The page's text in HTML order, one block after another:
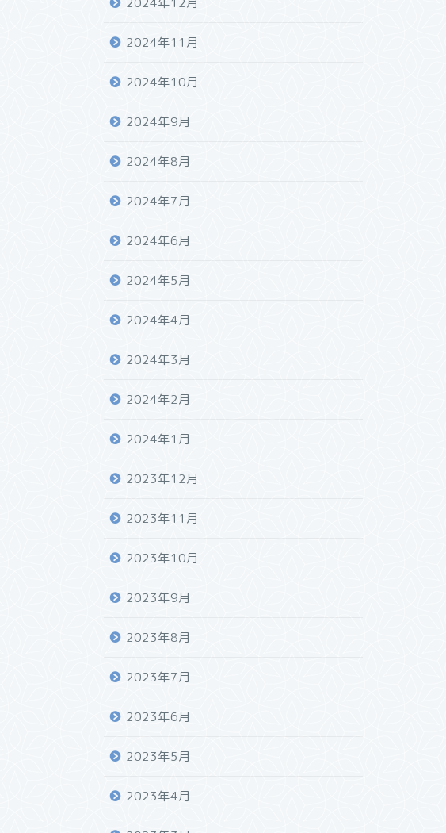
2024年11月
2024年10月
2024年9月
2024年8月
2024年7月
2024年6月
2024年5月
2024年4月
2024年3月
2024年2月
2024年1月
2023年12月
2023年11月
2023年10月
2023年9月
2023年8月
2023年7月
2023年6月
2023年5月
2023年4月